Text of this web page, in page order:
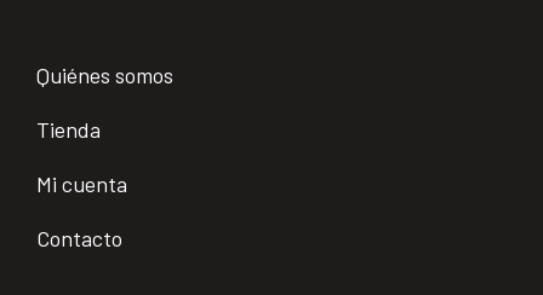
Quiénes somos
Tienda
Mi cuenta
Contacto